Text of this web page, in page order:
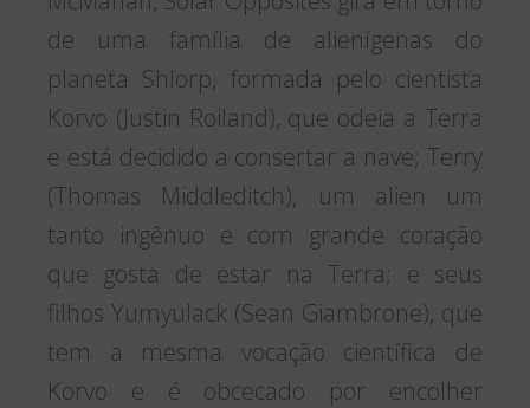
de uma família de alienígenas do
planeta Shlorp, formada pelo cientista
Korvo (Justin Roiland), que odeia a Terra
e está decidido a consertar a nave; Terry
(Thomas Middleditch), um alien um
tanto ingênuo e com grande coração
que gosta de estar na Terra; e seus
filhos Yumyulack (Sean Giambrone), que
tem a mesma vocação científica de
Korvo e é obcecado por encolher